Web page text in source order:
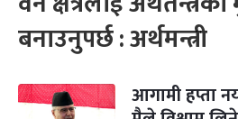
बनाउनुपर्छ : अर्थमन्त्री
आगामी हप्ता